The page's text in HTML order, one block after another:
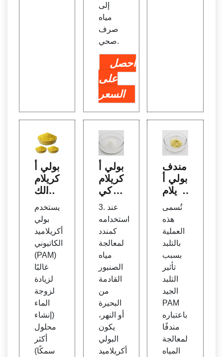
إلى
مياه
صرف
صحي.
احصل
على
السعر
بولي أ
كريلام
يد الك
اتيوني
(PA
M) لم
عالجة
المياه
يستخدم
بولي
أكريلاميد
الكاتيوني
(PAM)
غالبًا
لزيادة
لزوجة
الماء
(إنشاء
محلول
أكثر
سمكًا)
بولي أ
كريلام
يد | كي
ماويا
ت مع
الجة
مياه ال
صرف
الصح
ي | تي
م
3. عند
استخدامه
كمندد
لمعالجة
مياه
الصنبور
القادمة
من
البحيرة
أو النهر،
يكون
البولي
أكريلاميد
مندف
بولي أ
كريلام
يد كيم
يائي
msd
s، كيم
يائي
تُسمى
هذه
العملية
بالتلبد
بسبب
تأثير
التلبد
الجيد
PAM
باعتباره
مندفًا
لمعالجة
المياه